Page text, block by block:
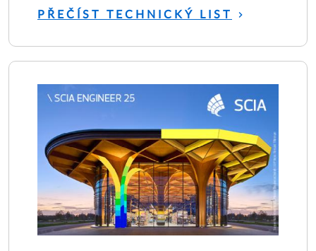
PŘEČÍST TECHNICKÝ LIST